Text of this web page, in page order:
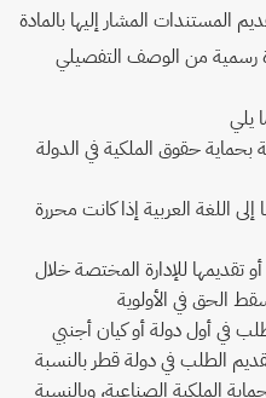
المستندات المشار إليها بالمادة
رسمية من الوصف التفصيلي
يلي
حقوق الملكية في الدولة
اللغة العربية إذا كانت محررة
تقديمها للإدارة المختصة خلال
الحق في الأولوية
في أول دولة أو كيان أجنبي
الطلب في دولة قطر بالنسبة
الملكية الصناعية، وبالنسبة